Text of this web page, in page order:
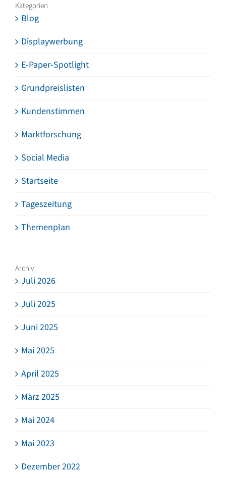
Kategorien
Blog
Displaywerbung
E-Paper-Spotlight
Grundpreislisten
Kundenstimmen
Marktforschung
Social Media
Startseite
Tageszeitung
Themenplan
Archiv
Juli 2026
Juli 2025
Juni 2025
Mai 2025
April 2025
März 2025
Mai 2024
Mai 2023
Dezember 2022